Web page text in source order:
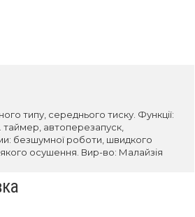
типу, середнього тиску. Функції:
таймер, автоперезапуск,
безшумної роботи, швидкого
осушення. Вир-во: Малайзія